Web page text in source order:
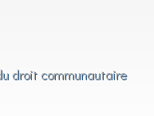
droit communautaire